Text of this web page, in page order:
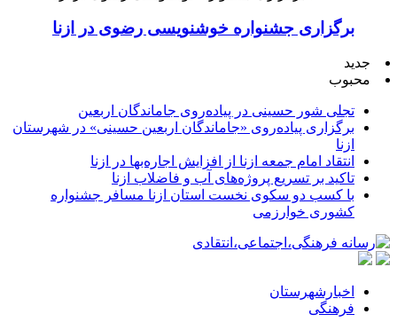
برگزاری جشنواره خوشنویسی رضوی در ازنا
جدید
محبوب
تجلی شور حسینی در پیاده‌روی جاماندگان اربعین
برگزاری پیاده‌روی «جاماندگان اربعین حسینی» در شهرستان
ازنا
انتقاد امام جمعه ازنا از افزایش اجاره‌بها در ازنا
تاکید بر تسریع پروژه‌های آب و فاضلاب ازنا
با کسب دو سکوی نخست استان ازنا مسافر جشنواره
کشوری خوارزمی
اخبارشهرستان
فرهنگی